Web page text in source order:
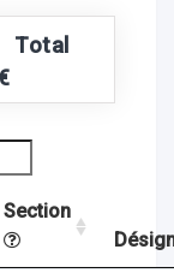
Total
Section